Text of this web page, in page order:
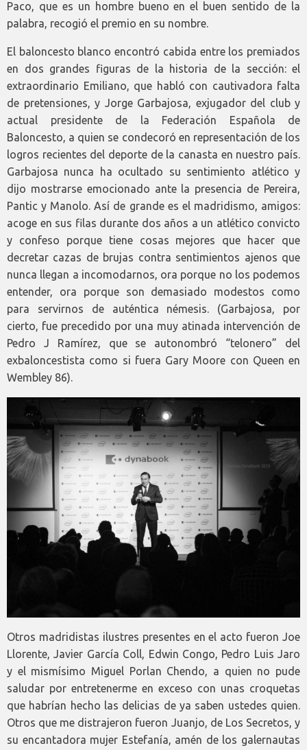
Paco, que es un hombre bueno en el buen sentido de la
palabra, recogió el premio en su nombre.
El baloncesto blanco encontró cabida entre los premiados
en dos grandes figuras de la historia de la sección: el
extraordinario Emiliano, que habló con cautivadora falta
de pretensiones, y Jorge Garbajosa, exjugador del club y
actual presidente de la Federación Española de
Baloncesto, a quien se condecoró en representación de los
logros recientes del deporte de la canasta en nuestro país.
Garbajosa nunca ha ocultado su sentimiento atlético y
dijo mostrarse emocionado ante la presencia de Pereira,
Pantic y Manolo. Así de grande es el madridismo, amigos:
acoge en sus filas durante dos años a un atlético convicto
y confeso porque tiene cosas mejores que hacer que
decretar cazas de brujas contra sentimientos ajenos que
nunca llegan a incomodarnos, ora porque no los podemos
entender, ora porque son demasiado modestos como
para servirnos de auténtica némesis. (Garbajosa, por
cierto, fue precedido por una muy atinada intervención de
Pedro J Ramírez, que se autonombró “telonero” del
exbaloncestista como si fuera Gary Moore con Queen en
Wembley 86).
Otros madridistas ilustres presentes en el acto fueron Joe
Llorente, Javier García Coll, Edwin Congo, Pedro Luis Jaro
y el mismísimo Miguel Porlan Chendo, a quien no pude
saludar por entretenerme en exceso con unas croquetas
que habrían hecho las delicias de ya saben ustedes quien.
Otros que me distrajeron fueron Juanjo, de Los Secretos, y
su encantadora mujer Estefanía, amén de los galernautas